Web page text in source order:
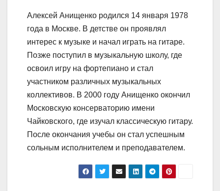
Алексей Анищенко родился 14 января 1978
года в Москве. В детстве он проявлял
интерес к музыке и начал играть на гитаре.
Позже поступил в музыкальную школу, где
освоил игру на фортепиано и стал
участником различных музыкальных
коллективов. В 2000 году Анищенко окончил
Московскую консерваторию имени
Чайковского, где изучал классическую гитару.
После окончания учебы он стал успешным
сольным исполнителем и преподавателем.